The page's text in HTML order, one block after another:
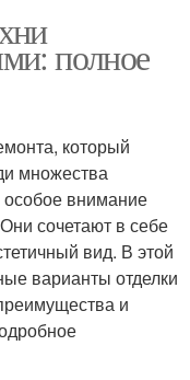
полное
который
множества
внимание
сочетают в себе
вид. В этой
варианты отделки
и